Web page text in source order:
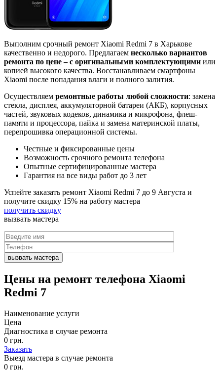
Выполним срочный ремонт Xiaomi Redmi 7 в Харькове
качественно и недорого. Предлагаем несколько вариантов
ремонта по цене – с оригинальными комплектующими или
копией высокого качества. Восстанавливаем смартфоны
Xiaomi после попадания влаги и полного залития.
Осуществляем ремонтные работы любой сложности: замена
стекла, дисплея, аккумуляторной батареи (АКБ), корпусных
частей, звуковых кодеков, динамика и микрофона, флеш-
памяти и процессора, пайка и замена материнской платы,
перепрошивка операционной системы.
Честные и фиксированные цены
Возможность срочного ремонта телефона
Опытные сертифицированные мастера
Гарантия на все виды работ до 3 лет
Успейте заказать ремонт Xiaomi Redmi 7 до 9 Августа и
получите скидку 15% на работу мастера
получить скидку
вызвать мастера
Цены на ремонт телефона Xiaomi
Redmi 7
Наименование услуги
Цена
Диагностика в случае ремонта
0 грн.
Заказать
Выезд мастера в случае ремонта
0 грн.